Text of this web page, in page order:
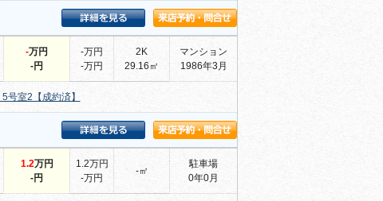
-万円
-円
-万円
-万円
2K
29.16㎡
マンション
1986年3月
室2【成約済】
1.2万円
-円
1.2万円
-万円
-㎡
駐車場
0年0月